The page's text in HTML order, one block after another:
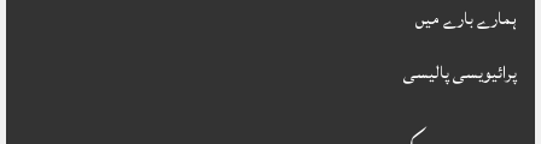
ہمارے بارے میں
پرائیویسی پالیسی